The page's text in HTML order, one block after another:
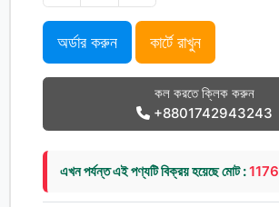
অর্ডার করুন কার্টে রাখুন
কল করতে ক্লিক করুন
+8801742943243
এখন পর্যন্ত এই পণ্যটি বিক্রয় হয়েছে মোট :1176